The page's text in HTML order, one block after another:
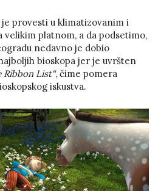
provesti u klimatizovanim i
velikim platnom, a da podsetimo,
nedavno je dobio
bioskopa jer je uvršten
Ribbon List“, čime pomera
iskustva.